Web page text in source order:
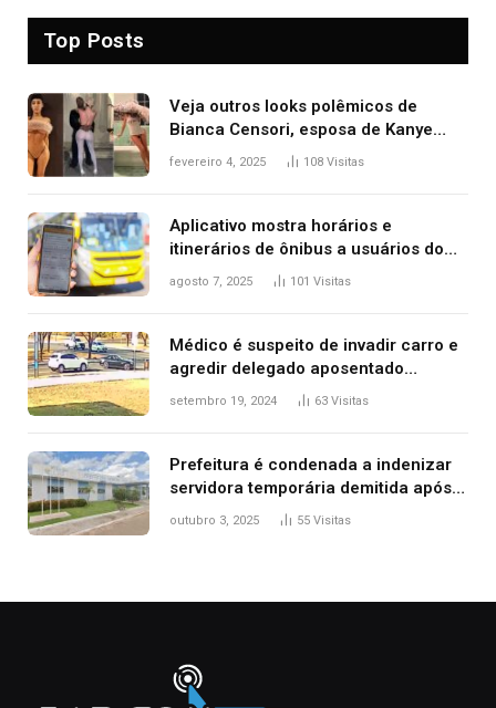
Top Posts
Veja outros looks polêmicos de
Bianca Censori, esposa de Kanye
West que apareceu nua no Grammy
fevereiro 4, 2025 108 Visitas
Aplicativo mostra horários e
itinerários de ônibus a usuários do
transporte público de Palmas; confira
agosto 7, 2025 101 Visitas
Médico é suspeito de invadir carro e
agredir delegado aposentado
durante confusão no trânsito
setembro 19, 2024 63 Visitas
Prefeitura é condenada a indenizar
servidora temporária demitida após
nascimento da filha
outubro 3, 2025 55 Visitas